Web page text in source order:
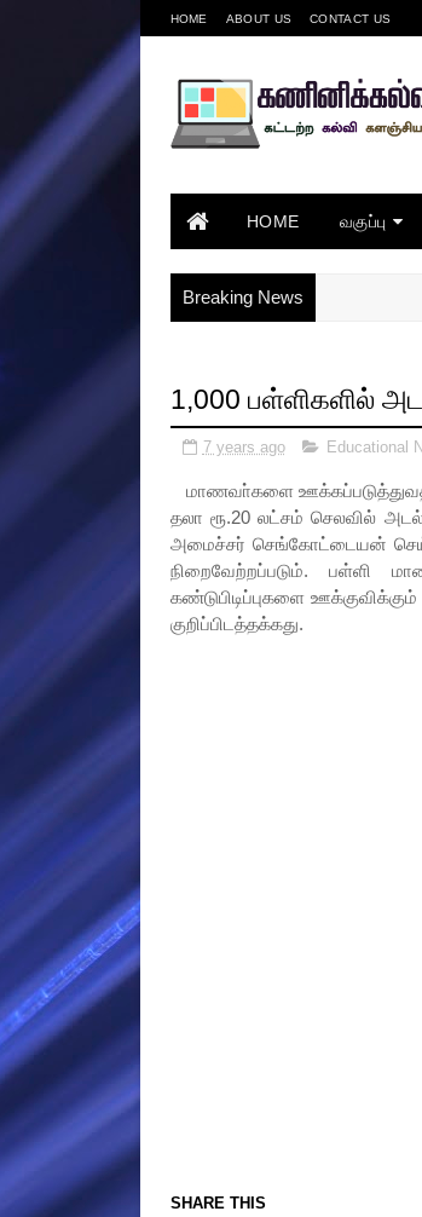
HOME ABOUT US CONTACT US
HOME வகுப்பு
Breaking News
1,000 பள்ளிகளில்
7 years ago Educational
மாணவா்களை
தலா ரூ.20 லட்சம் செலவில்
அமைச்சர் செங்கோட்டையன்
நிறைவேற்றப்படும். பள்ளி
கண்டுபிடிப்புகளை
குறிப்பிடத்தக்கது.
SHARE THIS